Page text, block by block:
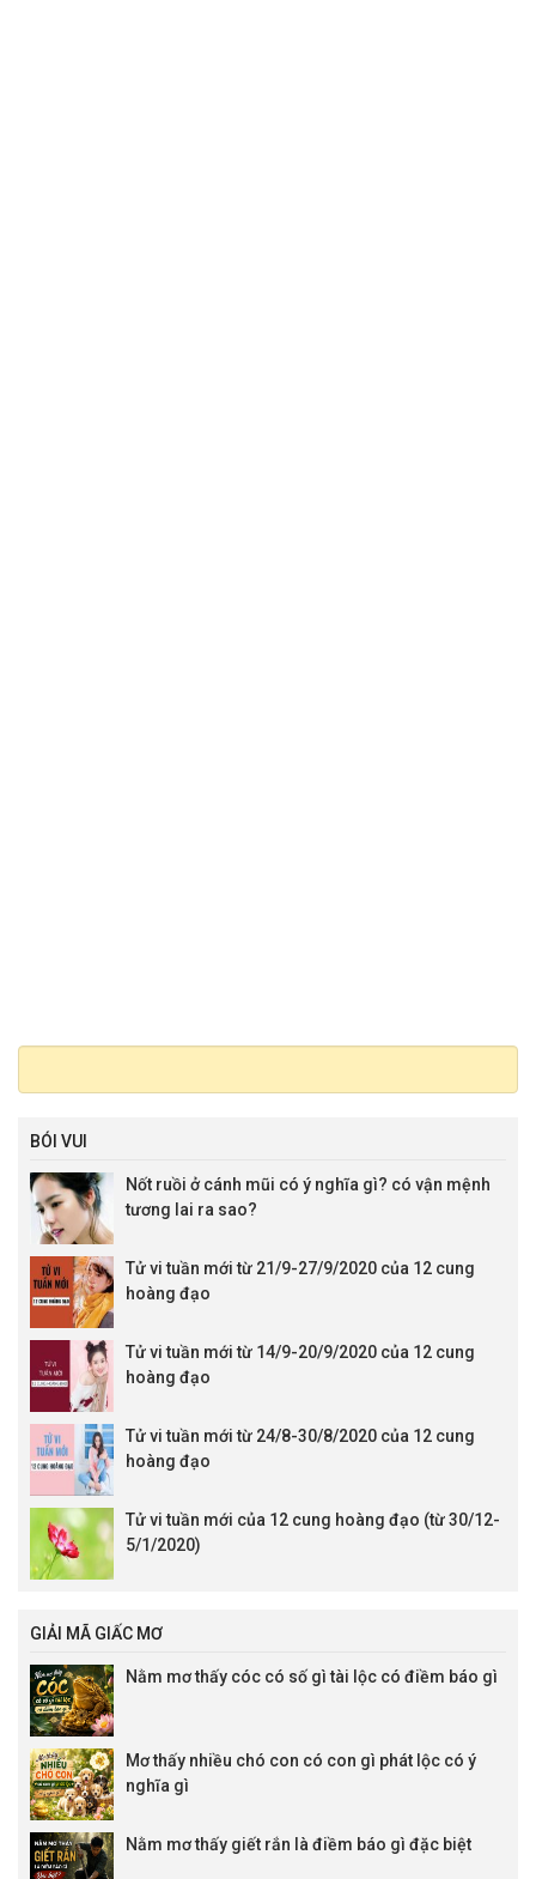
BÓI VUI
Nốt ruồi ở cánh mũi có ý nghĩa gì? có vận mệnh
tương lai ra sao?
Tử vi tuần mới từ 21/9-27/9/2020 của 12 cung
hoàng đạo
Tử vi tuần mới từ 14/9-20/9/2020 của 12 cung
hoàng đạo
Tử vi tuần mới từ 24/8-30/8/2020 của 12 cung
hoàng đạo
Tử vi tuần mới của 12 cung hoàng đạo (từ 30/12-
5/1/2020)
GIẢI MÃ GIẤC MƠ
Nằm mơ thấy cóc có số gì tài lộc có điềm báo gì
Mơ thấy nhiều chó con có con gì phát lộc có ý
nghĩa gì
Nằm mơ thấy giết rắn là điềm báo gì đặc biệt